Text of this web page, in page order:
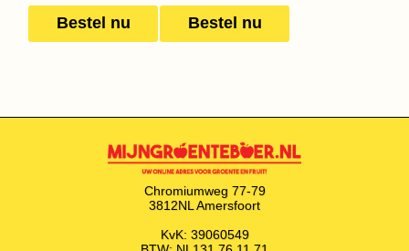
Bestel nu Bestel nu
Chromiumweg 77-79
3812NL Amersfoort
KvK: 39060549